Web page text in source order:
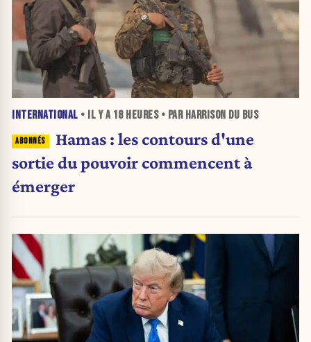
INTERNATIONAL • IL Y A 18 HEURES• PAR HARRISON DU BUS
Hamas : les contours d'une
sortie du pouvoir commencent à
émerger